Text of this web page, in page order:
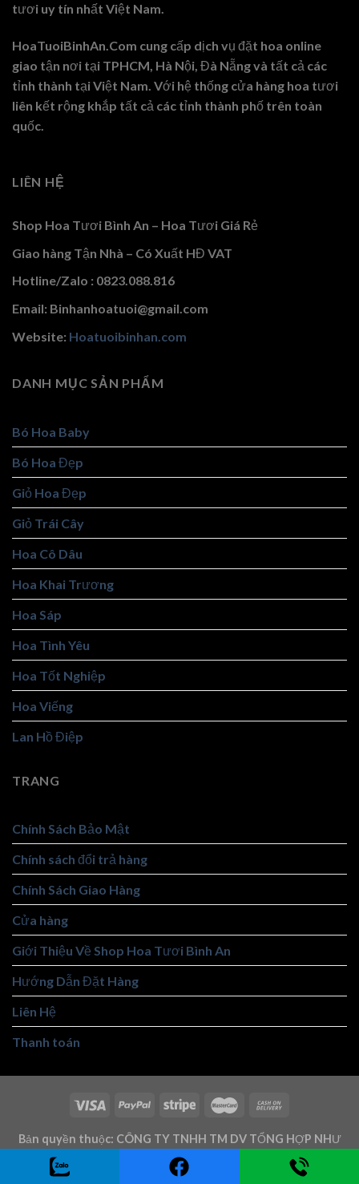
tươi uy tín nhất Việt Nam.
HoaTuoiBinhAn.Com cung cấp dịch vụ đặt hoa online
giao tận nơi tại TPHCM, Hà Nội, Đà Nẵng và tất cả các
tỉnh thành tại Việt Nam. Với hệ thống cửa hàng hoa tươi
liên kết rộng khắp tất cả các tỉnh thành phố trên toàn
quốc.
LIÊN HỆ
Shop Hoa Tươi Bình An – Hoa Tươi Giá Rẻ
Giao hàng Tận Nhà – Có Xuất HĐ VAT
Hotline/Zalo : 0823.088.816
Email: Binhanhoatuoi@gmail.com
Website: Hoatuoibinhan.com
DANH MỤC SẢN PHẨM
Bó Hoa Baby
Bó Hoa Đẹp
Giỏ Hoa Đẹp
Giỏ Trái Cây
Hoa Cô Dâu
Hoa Khai Trương
Hoa Sáp
Hoa Tình Yêu
Hoa Tốt Nghiệp
Hoa Viếng
Lan Hồ Điệp
TRANG
Chính Sách Bảo Mật
Chính sách đổi trả hàng
Chính Sách Giao Hàng
Cửa hàng
Giới Thiệu Về Shop Hoa Tươi Bình An
Hướng Dẫn Đặt Hàng
Liên Hệ
Thanh toán
Bản quyền thuộc: CÔNG TY TNHH TM DV TỔNG HỢP NHƯ
TRUNG - Mst: 3101146219